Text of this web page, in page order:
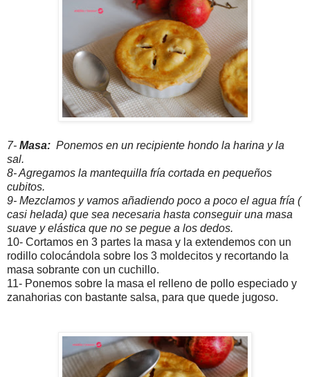
7- Masa: Ponemos en un recipiente hondo la harina y la
sal.
8- Agregamos la mantequilla fría cortada en pequeños
cubitos.
9- Mezclamos y vamos añadiendo poco a poco el agua fría (
casi helada) que sea necesaria hasta conseguir una masa
suave y elástica que no se pegue a los dedos.
10- Cortamos en 3 partes la masa y la extendemos con un
rodillo colocándola sobre los 3 moldecitos y recortando la
masa sobrante con un cuchillo.
11- Ponemos sobre la masa el relleno de pollo especiado y
zanahorias con bastante salsa, para que quede jugoso.